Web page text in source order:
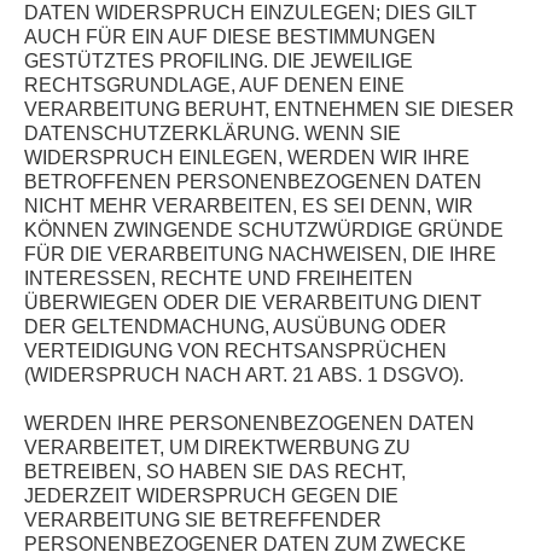
DATEN WIDERSPRUCH EINZULEGEN; DIES GILT
AUCH FÜR EIN AUF DIESE BESTIMMUNGEN
GESTÜTZTES PROFILING. DIE JEWEILIGE
RECHTSGRUNDLAGE, AUF DENEN EINE
VERARBEITUNG BERUHT, ENTNEHMEN SIE DIESER
DATENSCHUTZERKLÄRUNG. WENN SIE
WIDERSPRUCH EINLEGEN, WERDEN WIR IHRE
BETROFFENEN PERSONENBEZOGENEN DATEN
NICHT MEHR VERARBEITEN, ES SEI DENN, WIR
KÖNNEN ZWINGENDE SCHUTZWÜRDIGE GRÜNDE
FÜR DIE VERARBEITUNG NACHWEISEN, DIE IHRE
INTERESSEN, RECHTE UND FREIHEITEN
ÜBERWIEGEN ODER DIE VERARBEITUNG DIENT
DER GELTENDMACHUNG, AUSÜBUNG ODER
VERTEIDIGUNG VON RECHTSANSPRÜCHEN
(WIDERSPRUCH NACH ART. 21 ABS. 1 DSGVO).
WERDEN IHRE PERSONENBEZOGENEN DATEN
VERARBEITET, UM DIREKTWERBUNG ZU
BETREIBEN, SO HABEN SIE DAS RECHT,
JEDERZEIT WIDERSPRUCH GEGEN DIE
VERARBEITUNG SIE BETREFFENDER
PERSONENBEZOGENER DATEN ZUM ZWECKE